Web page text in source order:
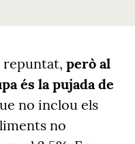
repuntat, però al
és la pujada de
no inclou els
no